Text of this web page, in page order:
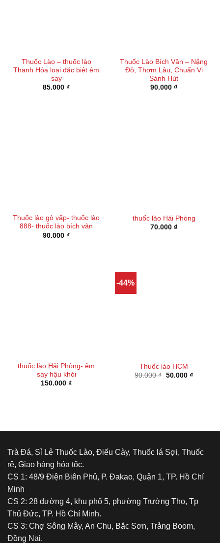
Thuốc Lào – thuốc lào
Thanh Hóa loại đặc biệt êm
say
85.000 ₫
Thuốc Lào Bích Vân – Nặng
Đô, Thơm Lâu, Chuẩn Vị
Sành Hút
90.000 ₫
Thuốc lào gò vấp- thuốc lào
888- thuốc lào bích vân
90.000 ₫
thuốc lào Hải Phòng
70.000 ₫
thuốc lào Hải Phòng- êm
say hậu khói
150.000 ₫
-44%
Thuốc lào HCM
90.000₫ Giá
50.000 ₫Giá
Trà Đá, Sỉ Lẻ Thuốc Lào, Điếu Cày, Thuốc lá Sợi, Thuốc
rê, Giao hàng hỏa tốc.
CS 1: 48/9 Điện Biên Phủ, P. Đakao, Quận 1, TP. Hồ Chí
Minh
CS 2: 28 đường 4, khu phố 5, phường Trường Thọ, Tp
Thủ Đức, TP. Hồ Chí Minh.
CS 3: Chợ Sông Mây, An Chu, Bắc Sơn, Trảng Boom,
Đồng Nai.